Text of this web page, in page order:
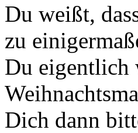
Du weißt,
zu
Du eigentlich
Dich dann